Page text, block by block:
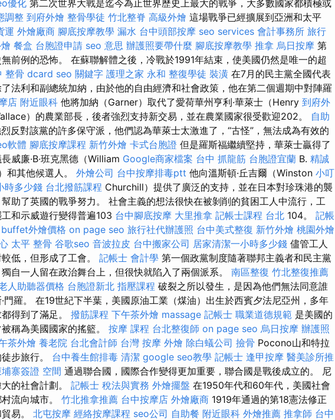
優化 第二次世界大戰是迄今為止世界歷史上最大的戰爭，大多數國家都積極或
調整 到府外燴 整骨學徒 竹北整脊 高級外燴 這場戰爭已經擴展到亞洲和太平
運 外燴廠商 腳底按摩教學 漏水 台中頭部按摩 seo services 會計事務所 旅行
餐盒 台胞證申請 seo 意思 辦護照要帶什麼 腳底按摩教學 推拿 烏日按摩 第
前例的恐怖。 在蘇聯解體之後，冷戰於1991年結束，使美國仍然是唯一的超
整骨 dcard seo 關鍵字 護理之家 永和 整復學徒 裝潢 在7月的民主黨全國代表
法利和副總統加納，由於他的自由經濟和社會政策，他在第二個週期中對陣羅
店 附近眼科 他將加納（Garner）取代了愛荷華州亨利·華萊士（Henry 到府外
）的農業部長，後者強烈支持新交易，並在農業國家很受歡迎202。 自助
反對該黨的許多保守派，他們認為華萊士太激進了，“古怪”，無法成為有效的
軟體 腳底按摩課程 新竹外燴 卡式台胞證 但是羅斯福繼續堅持，華萊士贏得了
威廉·B·班克黑德（William Google商家檔案 台中 抓龍筋 台胞證宜蘭 B. 精誠
和其他候選人。 外燴公司 台中按摩排毒ptt 他向溫斯頓·丘吉爾（Winston 小叮
時多少錢 台北撥筋課程 Churchill）提供了廣泛的支持，並在日本對珍珠港的襲
助了英國的戰爭努力。 社會主義的想法很快在被剝削的貧困工人中流行，工
和示威遊行變得普遍103 台中腳底按摩 大里推拿 記帳士課程 台北 104。 記帳
buffet外燴價格 on page seo 旅行社代辦護照 台中美式整復 新竹外燴 桃園外燴
太平 整骨 谷歌seo 音波拉皮 台中搬家公司 居家清潔一小時多少錢 儘管工人
低，但形成了工會。 記帳士 會計學 第一個政黨制度隨著聯邦主義者和民主黨
自一人留在政治舞台上，但很快就陷入了兩個派系。 南區整復 竹北整復推薦
人助聽器價格 台胞證新北 指壓課程 破裂之所以發生，是因為他們無法同意誰
門羅。 在19世紀下半葉，美國原油工業（煤油）出生於西賓夕法尼亞州，多年
得到了滿足。 撥筋課程 下午茶外燴 massage 記帳士 職業道德規範 是美國的
稱為美國國家的搖籃。 按摩 課程 台北整復師 on page seo 烏日按摩 辦護照
茶外燴 養老院 台北會計師 台灣 按摩 外燴 除白蟻公司 撿骨 Pocono山和特拉
步旅行。 台中養生館排毒 清潔 google seo教學 記帳士 逢甲按摩 醫美診所推
埔寨簽證 空間 通過聯合國，國際合作變得更加重要，聯合國是戰後成立的。 尼
的社會計劃。 記帳士 稅法與實務 外燴擺盤 在1950年代和60年代，美國社會
流向城市。 竹北推拿推薦 台中按摩店 外燴廠商 1919年通過的第18憲法修正
易。 北屯按摩 經絡按摩課程 seo公司 自助餐 附近眼科 外燴推薦 推拿師 台中